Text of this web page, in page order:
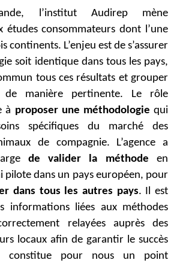
l’institut Audirep mène
études consommateurs dont l’une
continents. L’enjeu est de s’assurer
soit identique dans tous les pays,
tous ces résultats et grouper
de manière pertinente. Le rôle
à proposer une méthodologie qui
spécifiques du marché des
de compagnie. L’agence a
de valider la méthode en
pilote dans un pays européen, pour
dans tous les autres pays. Il est
informations liées aux méthodes
relayées auprès des
locaux afin de garantir le succès
constitue pour nous un point